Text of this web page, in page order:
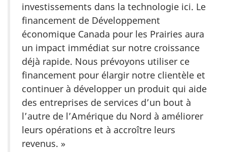
investissements dans la technologie ici. Le
financement de Développement
économique Canada pour les Prairies aura
un impact immédiat sur notre croissance
déjà rapide. Nous prévoyons utiliser ce
financement pour élargir notre clientèle et
continuer à développer un produit qui aide
des entreprises de services d’un bout à
l’autre de l’Amérique du Nord à améliorer
leurs opérations et à accroître leurs
revenus. »